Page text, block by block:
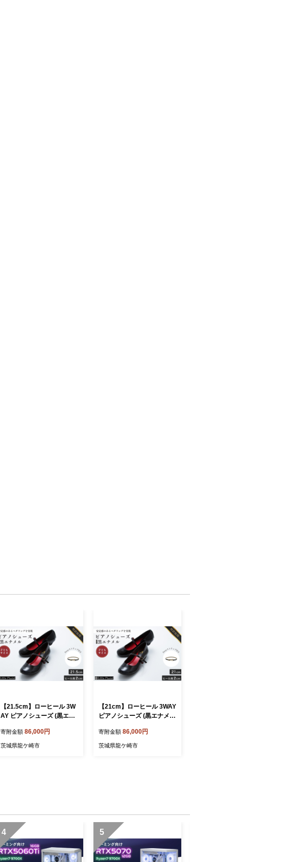
【21.5cm】ローヒール 3W
AY ピアノシューズ (黒エナ
シューズ レディース 日本製
特許取得 滑り止め付 負担軽
寄附金額 86,000円
茨城県龍ケ崎市
【21cm】ローヒール 3WAY
ピアノシューズ (黒エナメ
ューズ レディース 日本製
特許取得 滑り止め付 負担軽
寄附金額 86,000円
茨城県龍ケ崎市
4 5